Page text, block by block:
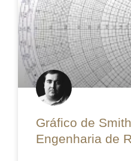
Gráfico de
Engenharia de